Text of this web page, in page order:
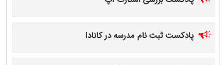
پادکست ثبت نام مدرسه در کانادا